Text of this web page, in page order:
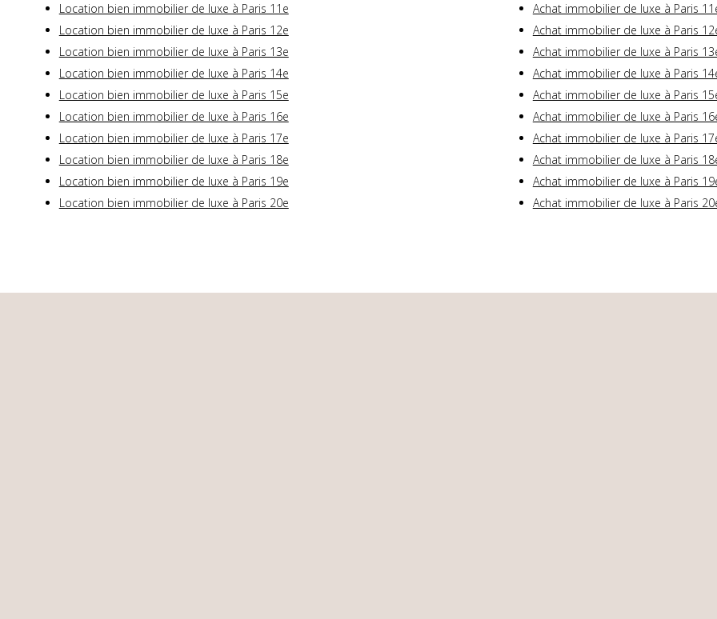
Location bien immobilier de luxe à Paris 11e
Location bien immobilier de luxe à Paris 12e
Location bien immobilier de luxe à Paris 13e
Location bien immobilier de luxe à Paris 14e
Location bien immobilier de luxe à Paris 15e
Location bien immobilier de luxe à Paris 16e
Location bien immobilier de luxe à Paris 17e
Location bien immobilier de luxe à Paris 18e
Location bien immobilier de luxe à Paris 19e
Location bien immobilier de luxe à Paris 20e
Achat immobilier de luxe à Paris
Achat immobilier de luxe à Paris
Achat immobilier de luxe à Paris
Achat immobilier de luxe à Paris
Achat immobilier de luxe à Paris
Achat immobilier de luxe à Paris
Achat immobilier de luxe à Paris
Achat immobilier de luxe à Paris
Achat immobilier de luxe à Paris
Achat immobilier de luxe à Paris